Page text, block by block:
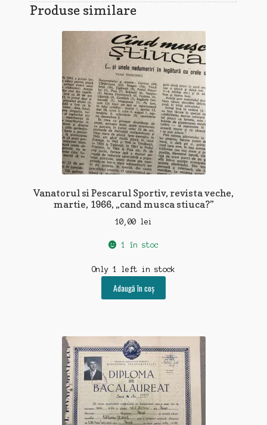
Produse similare
Vanatorul si Pescarul Sportiv, revista veche,
martie, 1966, „cand musca stiuca?”
10,00 lei
1 în stoc
Only 1 left in stock
Adaugă în coș